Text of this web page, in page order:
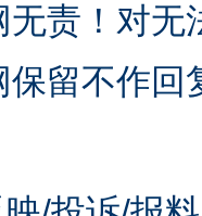
责！对
留不作